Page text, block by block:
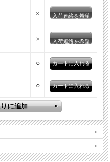
MOONCASTLEのアイスコッ
イン「ICE COTTON RELAX
とはいえ、ゆったりとビッグ
やや長めにとった裾はタックイ
× 入荷連絡を希望
× 入荷連絡を希望
○
○